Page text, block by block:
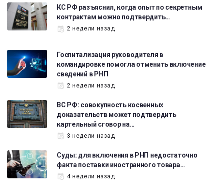
КС РФ разъяснил, когда опыт по секретным
контрактам можно подтвердить…
2 недели назад
Госпитализация руководителя в
командировке помогла отменить включение
сведений в РНП
2 недели назад
ВС РФ: совокупность косвенных
доказательств может подтвердить
картельный сговор на…
3 недели назад
Суды: для включения в РНП недостаточно
факта поставки иностранного товара…
4 недели назад